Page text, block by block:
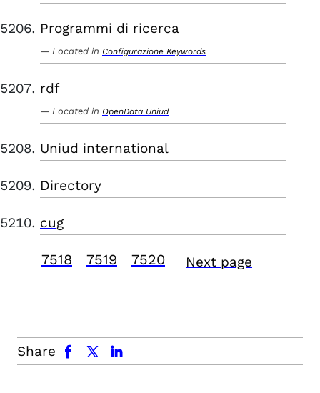
Programmi di ricerca
Located in Configurazione Keywords
rdf
Located in OpenData Uniud
Uniud international
Directory
cug
7518 7519 7520 Next page
Share
facebook x.com linkedin